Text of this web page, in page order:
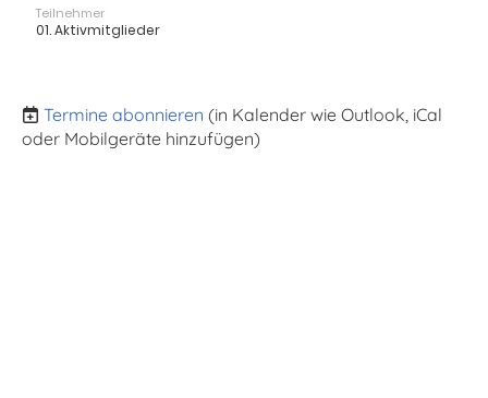
Teilnehmer
01. Aktivmitglieder
Termine abonnieren (in Kalender wie Outlook, iCal
oder Mobilgeräte hinzufügen)